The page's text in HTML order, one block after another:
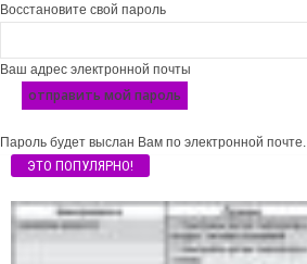
Восстановите свой пароль
Ваш адрес электронной почты
Пароль будет выслан Вам по электронной почте.
ЭТО ПОПУЛЯРНО!